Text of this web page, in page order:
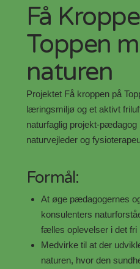
Få
Toppen
naturen
Projektet Få kroppen på
læringsmiljø og et aktivt
naturfaglig projekt-pædagog
naturvejleder og
Formål:
At øge pædagogernes
konsulenters
fælles oplevelser i det fri
Medvirke til at der
naturen, hvor den